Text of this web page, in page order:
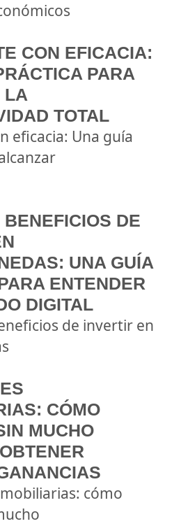
CON EFICACIA:
PARA
LA
TOTAL
eficacia: Una guía
DE
UNA GUÍA
ENTENDER
DIGITAL
de invertir en
CÓMO
MUCHO
cómo